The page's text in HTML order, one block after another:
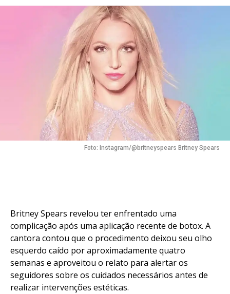
Foto: Instagram/@britneyspears Britney Spears
Britney Spears revelou ter enfrentado uma
complicação após uma aplicação recente de botox. A
cantora contou que o procedimento deixou seu olho
esquerdo caído por aproximadamente quatro
semanas e aproveitou o relato para alertar os
seguidores sobre os cuidados necessários antes de
realizar intervenções estéticas.